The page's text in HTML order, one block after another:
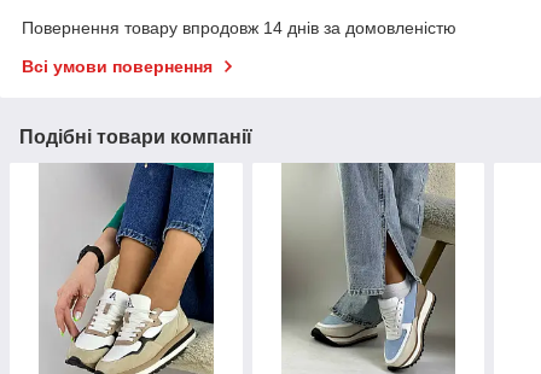
Повернення товару впродовж 14 днів за домовленістю
Всі умови повернення
Подібні товари компанії